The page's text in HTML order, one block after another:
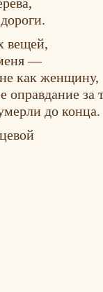
вещей,
—
как женщину,
оправдание за
до конца.